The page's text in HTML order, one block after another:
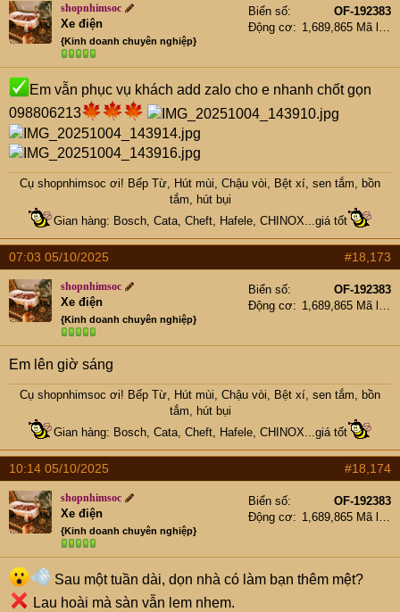
shopnhimsoc
Xe điện
{Kinh doanh chuyên nghiệp}
Biển số
OF-192383
Động cơ
1,689,865 Mã lực
Em vẫn phục vụ khách add zalo cho e nhanh chốt gọn
098806213
Cụ shopnhimsoc ơi! Bếp Từ, Hút mùi, Chậu vòi, Bệt xí, sen tắm, bồn
tắm, hút bụi
Gian hàng: Bosch, Cata, Cheft, Hafele, CHINOX...giá tốt
07:03 05/10/2025 #18,173
shopnhimsoc
Xe điện
{Kinh doanh chuyên nghiệp}
Biển số
OF-192383
Động cơ
Em lên giờ sáng
Cụ shopnhimsoc ơi! Bếp Từ, Hút mùi, Chậu vòi, Bệt xí, sen tắm, bồn
tắm, hút bụi
Gian hàng: Bosch, Cata, Cheft, Hafele, CHINOX...giá tốt
10:14 05/10/2025 #18,174
shopnhimsoc
Xe điện
{Kinh doanh chuyên nghiệp}
Biển số
OF-192383
Động cơ
Sau một tuần dài, dọn nhà có làm bạn thêm mệt?
Lau hoài mà sàn vẫn lem nhem.